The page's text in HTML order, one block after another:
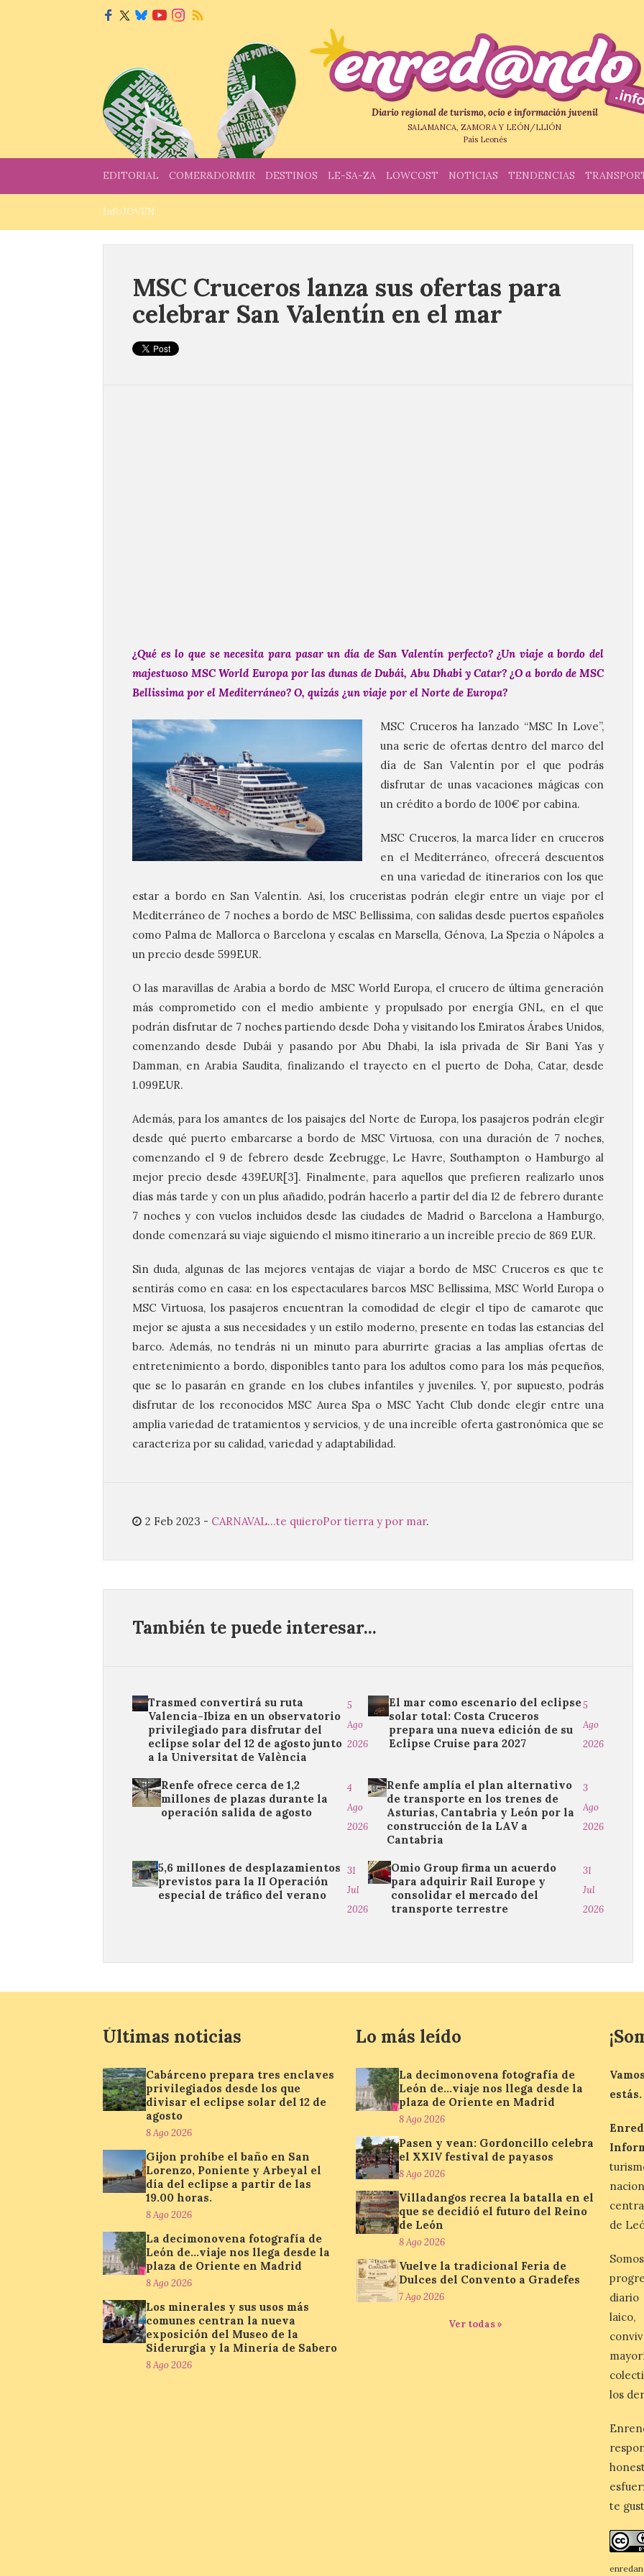
Diario regional de turismo, ocio e información juvenil
SALAMANCA, ZAMORA Y LEÓN/LLIÓN
País Leonés
EDITORIAL COMER&DORMIR DESTINOS LE-SA-ZA LOWCOST NOTICIAS TENDENCIAS
InfoJOVEN
MSC Cruceros lanza sus ofertas para
celebrar San Valentín en el mar
¿Qué es lo que se necesita para pasar un día de San Valentín perfecto? ¿Un viaje a bordo del
majestuoso MSC World Europa por las dunas de Dubái, Abu Dhabi y Catar? ¿O a bordo de MSC
Bellissima por el Mediterráneo? O, quizás ¿un viaje por el Norte de Europa?
MSC Cruceros ha lanzado “MSC In Love”,
una serie de ofertas dentro del marco del
día de San Valentín por el que podrás
disfrutar de unas vacaciones mágicas con
un crédito a bordo de 100€ por cabina.
MSC Cruceros, la marca líder en cruceros
en el Mediterráneo, ofrecerá descuentos
en una variedad de itinerarios con los que
estar a bordo en San Valentín. Así, los cruceristas podrán elegir entre un viaje por el
Mediterráneo de 7 noches a bordo de MSC Bellissima, con salidas desde puertos españoles
como Palma de Mallorca o Barcelona y escalas en Marsella, Génova, La Spezia o Nápoles a
un precio desde 599EUR.
O las maravillas de Arabia a bordo de MSC World Europa, el crucero de última generación
más comprometido con el medio ambiente y propulsado por energía GNL, en el que
podrán disfrutar de 7 noches partiendo desde Doha y visitando los Emiratos Árabes Unidos,
comenzando desde Dubái y pasando por Abu Dhabi, la isla privada de Sir Bani Yas y
Damman, en Arabia Saudita, finalizando el trayecto en el puerto de Doha, Catar, desde
1.099EUR.
Además, para los amantes de los paisajes del Norte de Europa, los pasajeros podrán elegir
desde qué puerto embarcarse a bordo de MSC Virtuosa, con una duración de 7 noches,
comenzando el 9 de febrero desde Zeebrugge, Le Havre, Southampton o Hamburgo al
mejor precio desde 439EUR[3]. Finalmente, para aquellos que prefieren realizarlo unos
días más tarde y con un plus añadido, podrán hacerlo a partir del día 12 de febrero durante
7 noches y con vuelos incluidos desde las ciudades de Madrid o Barcelona a Hamburgo,
donde comenzará su viaje siguiendo el mismo itinerario a un increíble precio de 869 EUR.
Sin duda, algunas de las mejores ventajas de viajar a bordo de MSC Cruceros es que te
sentirás como en casa: en los espectaculares barcos MSC Bellissima, MSC World Europa o
MSC Virtuosa, los pasajeros encuentran la comodidad de elegir el tipo de camarote que
mejor se ajusta a sus necesidades y un estilo moderno, presente en todas las estancias del
barco. Además, no tendrás ni un minuto para aburrirte gracias a las amplias ofertas de
entretenimiento a bordo, disponibles tanto para los adultos como para los más pequeños,
que se lo pasarán en grande en los clubes infantiles y juveniles. Y, por supuesto, podrás
disfrutar de los reconocidos MSC Aurea Spa o MSC Yacht Club donde elegir entre una
amplia variedad de tratamientos y servicios, y de una increíble oferta gastronómica que se
caracteriza por su calidad, variedad y adaptabilidad.
2 Feb 2023 - CARNAVAL...te quieroPor tierra y por mar.
También te puede interesar...
Trasmed convertirá su ruta
Valencia-Ibiza en un observatorio
privilegiado para disfrutar del
eclipse solar del 12 de agosto junto
a la Universitat de València
5
Ago
2026
El mar como escenario del eclipse
solar total: Costa Cruceros
prepara una nueva edición de su
Eclipse Cruise para 2027
5
Ago
2026
Renfe ofrece cerca de 1,2
millones de plazas durante la
operación salida de agosto
4
Ago
2026
Renfe amplía el plan alternativo
de transporte en los trenes de
Asturias, Cantabria y León por la
construcción de la LAV a
Cantabria
3
Ago
2026
5,6 millones de desplazamientos
previstos para la II Operación
especial de tráfico del verano
31
Jul
2026
Omio Group firma un acuerdo
para adquirir Rail Europe y
consolidar el mercado del
transporte terrestre
31
Jul
2026
Últimas noticias
Cabárceno prepara tres enclaves
privilegiados desde los que
divisar el eclipse solar del 12 de
agosto
8 Ago 2026
Gijon prohíbe el baño en San
Lorenzo, Poniente y Arbeyal el
día del eclipse a partir de las
19.00 horas.
8 Ago 2026
La decimonovena fotografía de
León de…viaje nos llega desde la
plaza de Oriente en Madrid
8 Ago 2026
Los minerales y sus usos más
comunes centran la nueva
exposición del Museo de la
Siderurgia y la Minería de Sabero
8 Ago 2026
Lo más leído
La decimonovena fotografía de
León de…viaje nos llega desde la
plaza de Oriente en Madrid
8 Ago 2026
Pasen y vean: Gordoncillo celebra
el XXIV festival de payasos
8 Ago 2026
Villadangos recrea la batalla en el
que se decidió el futuro del Reino
de León
8 Ago 2026
Vuelve la tradicional Feria de
Dulces del Convento a Gradefes
7 Ago 2026
Ver todas »
estás.
de
diario
los
te